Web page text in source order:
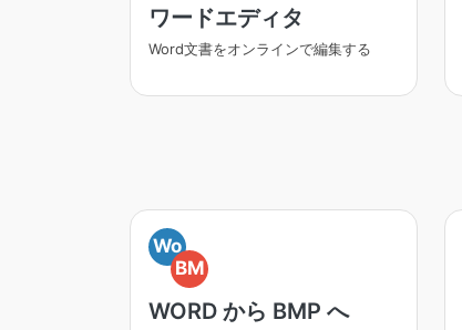
ワードエディタ
Word文書をオンラインで編集する
Wo
BM
WORD から BMP へ